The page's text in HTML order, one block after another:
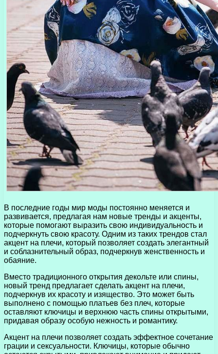
В последние годы мир моды постоянно меняется и
развивается, предлагая нам новые тренды и акценты,
которые помогают выразить свою индивидуальность и
подчеркнуть свою красоту. Одним из таких трендов стал
акцент на плечи, который позволяет создать элегантный
и соблазнительный образ, подчеркнув женственность и
обаяние.
Вместо традиционного открытия декольте или спины,
новый тренд предлагает сделать акцент на плечи,
подчеркнув их красоту и изящество. Это может быть
выполнено с помощью платьев без плеч, которые
оставляют ключицы и верхнюю часть спины открытыми,
придавая образу особую нежность и романтику.
Акцент на плечи позволяет создать эффектное сочетание
грации и сексуальности. Ключицы, которые обычно